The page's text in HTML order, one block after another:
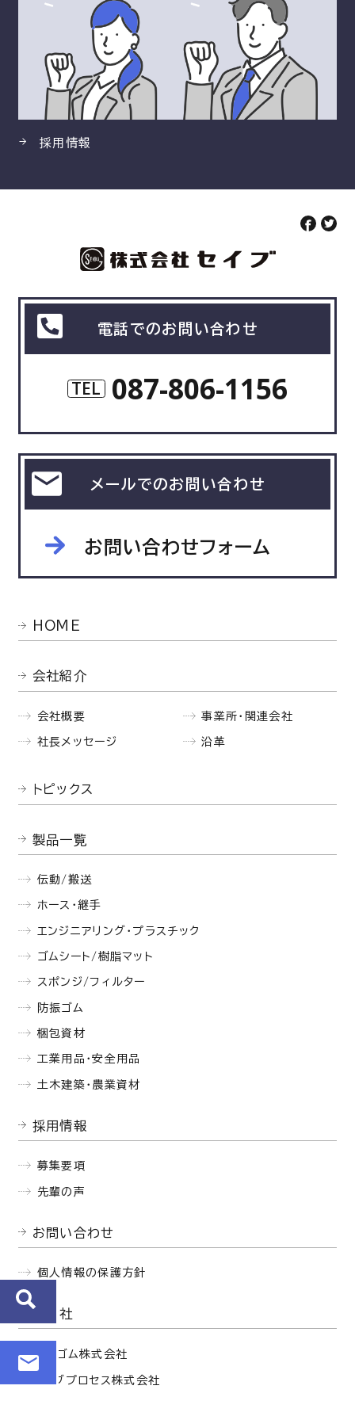
採用情報
電話でのお問い合わせ
TEL 087-806-1156
メールでのお問い合わせ
お問い合わせフォーム
HOME
会社紹介
会社概要
社長メッセージ
事業所・関連会社
沿革
トピックス
製品一覧
伝動/搬送
ホース・継手
エンジニアリング・プラスチック
ゴムシート/樹脂マット
スポンジ/フィルター
防振ゴム
梱包資材
工業用品・安全用品
土木建築・農業資材
採用情報
募集要項
先輩の声
お問い合わせ
個人情報の保護方針
関連会社
西部ゴム株式会社
セイブプロセス株式会社